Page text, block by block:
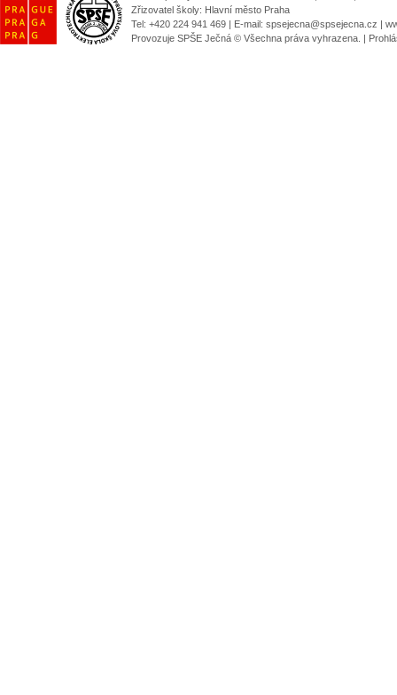
Zřizovatel školy: Hlavní město Praha
Tel: +420 224 941 469 | E-mail: spsejecna@spsejecna.cz |
Provozuje SPŠE Ječná © Všechna práva vyhrazena. |